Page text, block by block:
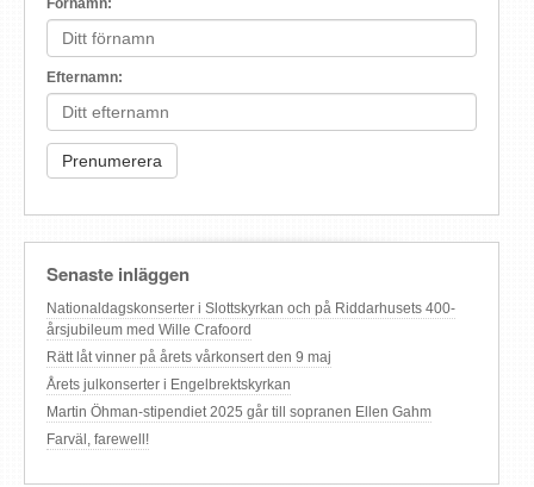
Förnamn:
Efternamn:
Senaste inläggen
Nationaldagskonserter i Slottskyrkan och på Riddarhusets 400-
årsjubileum med Wille Crafoord
Rätt låt vinner på årets vårkonsert den 9 maj
Årets julkonserter i Engelbrektskyrkan
Martin Öhman-stipendiet 2025 går till sopranen Ellen Gahm
Farväl, farewell!